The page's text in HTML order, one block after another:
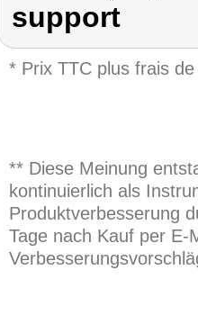
support
* Prix TTC plus frais
** Diese Meinung
kontinuierlich als
Produktverbesserung
Tage nach Kauf per E-